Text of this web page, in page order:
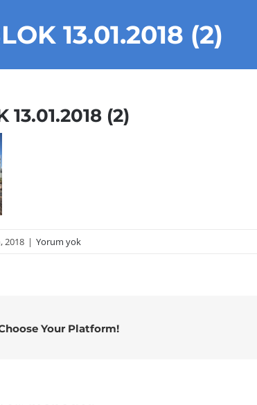
13.01.2018 (2)
13.01.2018 (2)
2018 | Yorum yok
Your Platform!